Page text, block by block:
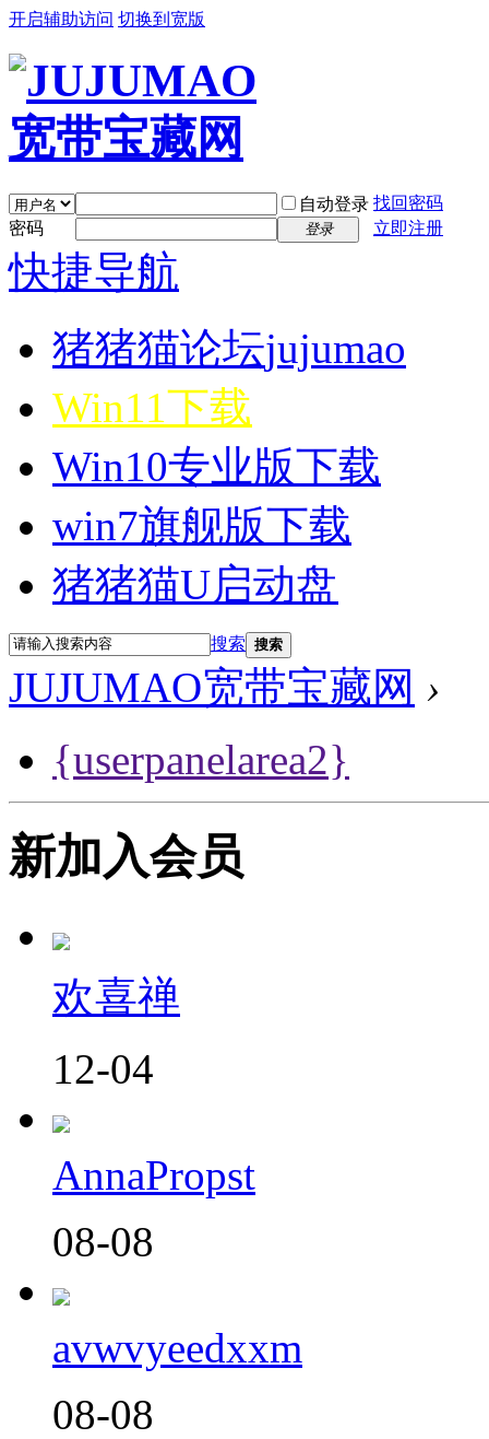
开启辅助访问 切换到宽版
自动登录 找回密码
密码
登录 立即注册
快捷导航
猪猪猫论坛jujumao
Win11下载
Win10专业版下载
win7旗舰版下载
猪猪猫U启动盘
搜索 搜索
JUJUMAO宽带宝藏网 ›
{userpanelarea2}
新加入会员
欢喜禅
12-04
AnnaPropst
08-08
avwvyeedxxm
08-08